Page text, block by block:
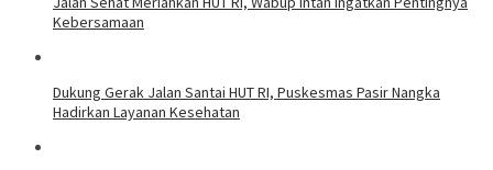
Kebersamaan
Dukung Gerak Jalan Santai HUT RI, Puskesmas Pasir Nangka
Hadirkan Layanan Kesehatan